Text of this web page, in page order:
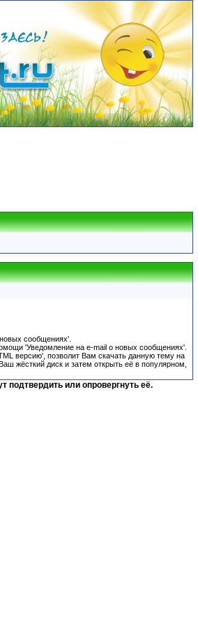
сообщениях'.
'Уведомление на e-mail о новых сообщениях'.
версию', позволит Вам скачать данную тему на
жёсткий диск и затем открыть её в популярном,
подтвердить или опровергнуть её.